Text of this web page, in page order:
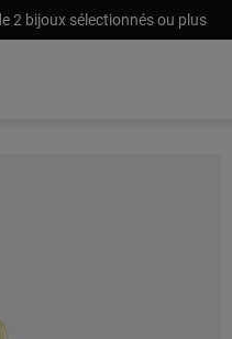
2 bijoux sélectionnés ou plus